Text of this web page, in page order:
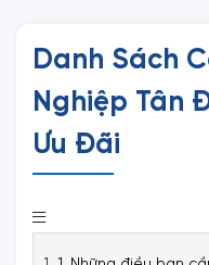
Danh Sách
Nghiệp Tân
Ưu Đãi